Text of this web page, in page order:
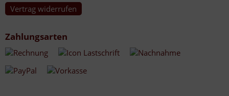
Vertrag widerrufen
Zahlungsarten